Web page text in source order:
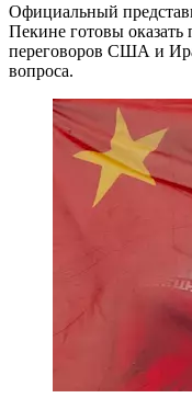
Официальный
Пекине готовы оказать
переговоров США и
вопроса.